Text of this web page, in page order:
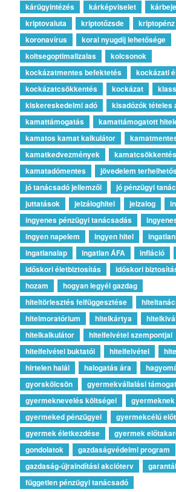
kárügyintézés
kárképviselet
kriptovaluta
kriptotőzsde kriptopénz
koronavírus
korai nyugdíj lehetősége
koltsegoptimalizalas
kolcsonok
kockázatmentes befektetés
kockázati
kockázatcsökkentés
kockázat
kiskereskedelmi adó
kisadózók tételes
kamattámogatás
kamattámogatott
kamatos kamat kalkulátor
kamatkedvezmények
kamatcsökkentés
kamatadómentes
jövedelem
jó tanácsadó jellemzői
jó pénzügyi
juttatások
jelzáloghitel jelzalog
ingyenes pénzügyi tanácsadás
ingyen napelem
ingyen hitel
ingatlanalap
ingatlan ÁFA infláció
időskori életbiztosítás
időskori
hozam
hogyan legyél gazdag
hiteltörlesztés felfüggesztése
hitelmoratórium
hitelkártya
hitelkalkulátor
hitelfelvétel szempontjai
hitelfelvétel buktatói
hitelfelvétel
hirtelen halál
halogatás ára
gyorskölcsön
gyermekvállalási
gyermeknevelés költségei
gyermeked pénzügyei
gyermekcélú
gyermek életkezdése
gyermek
gondolatok
gazdaságvédelmi program
gazdaság-újraindítási akcióterv
független pénzügyi tanácsadó